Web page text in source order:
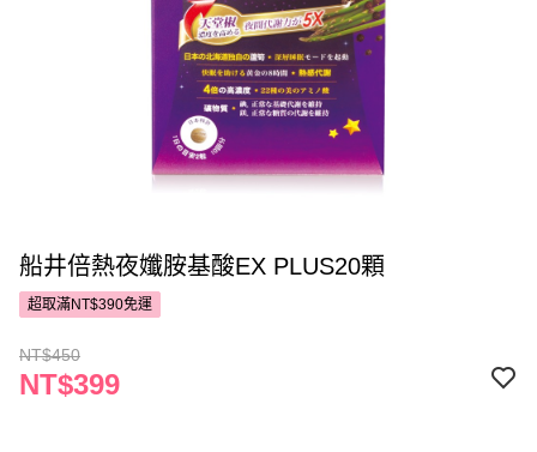
船井倍熱夜孅胺基酸EX PLUS20顆
超取滿NT$390免運
NT$450
NT$399